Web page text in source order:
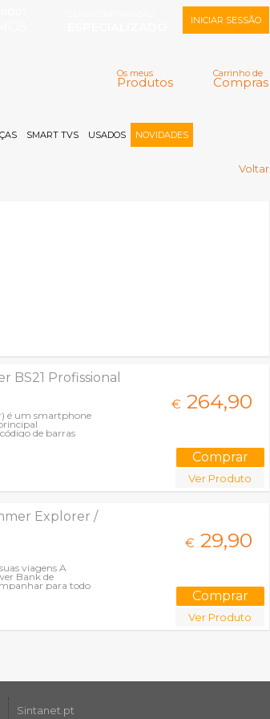
Carrinho de
Compras
Os meus
Produtos
INICIAR SESSÃO
Memorizar
Registar |
SMART TVS USADOS NOVIDADES
Voltar
BS21 Profissional
é um smartphone
de barras
€ 264,90
Ver Produto
Explorer /
viagens A
Bank de
para todo
€ 29,90
Ver Produto
Sintanet.pt